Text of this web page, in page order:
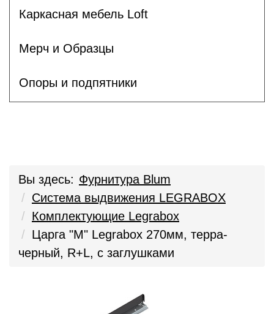
Каркасная мебель Loft
Мерч и Образцы
Опоры и подпятники
Вы здесь: Фурнитура Blum
Система выдвижения LEGRABOX
Комплектующие Legrabox
Царга "M" Legrabox 270мм, терра-
черный, R+L, с заглушками